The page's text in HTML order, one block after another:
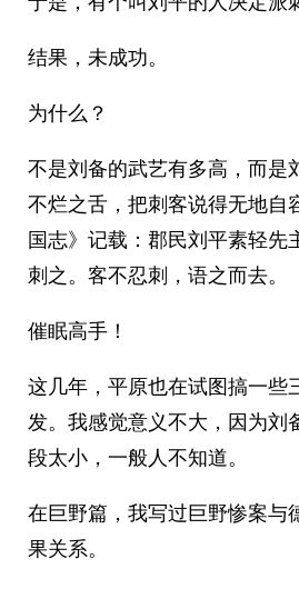
结果，未成功。
为什么？
不是刘备的武艺有多高，而是
不烂之舌，把刺客说得无地自
国志》记载：郡民刘平素轻先
刺之。客不忍刺，语之而去。
催眠高手！
这几年，平原也在试图搞一些
发。我感觉意义不大，因为刘
段太小，一般人不知道。
在巨野篇，我写过巨野惨案与
果关系。